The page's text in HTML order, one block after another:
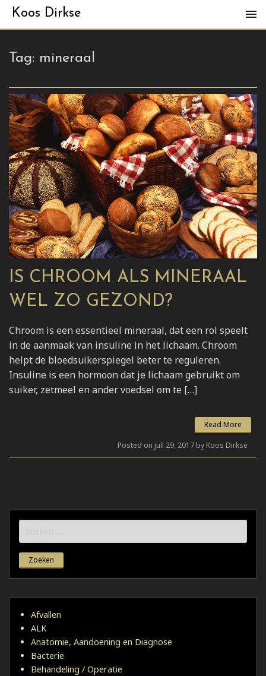
Koos Dirkse
Tag: mineraal
IS CHROOM ALS MINERAAL
WEL ZO GEZOND?
Chroom is een essentieel mineraal, dat een rol speelt
in de aanmaak van insuline in het lichaam. Chroom
helpt de bloedsuikerspiegel beter te reguleren.
Insuline is een hormoon dat je lichaam gebruikt om
suiker, zetmeel en ander voedsel om te […]
Read More
Posted on juli 29, 2017 by Koos Dirkse
naar:
Afvallen
ALK
Anatomie, Aandoening en Diagnose
Bacterie
Behandeling / Operatie